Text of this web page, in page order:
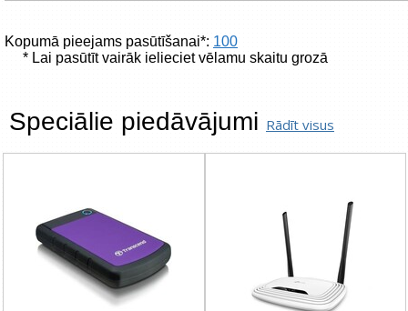
Kopumā pieejams pasūtīšanai*: 100
* Lai pasūtīt vairāk ielieciet vēlamu skaitu grozā
Speciālie piedāvājumi Rādīt visus